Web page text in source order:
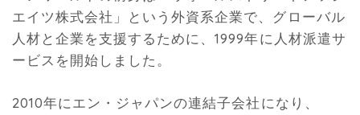
エイツ株式会社」という外資系企業で、グローバル
人材と企業を支援するために、1999年に人材派遣サ
ービスを開始しました。
2010年にエン・ジャパンの連結子会社になり、